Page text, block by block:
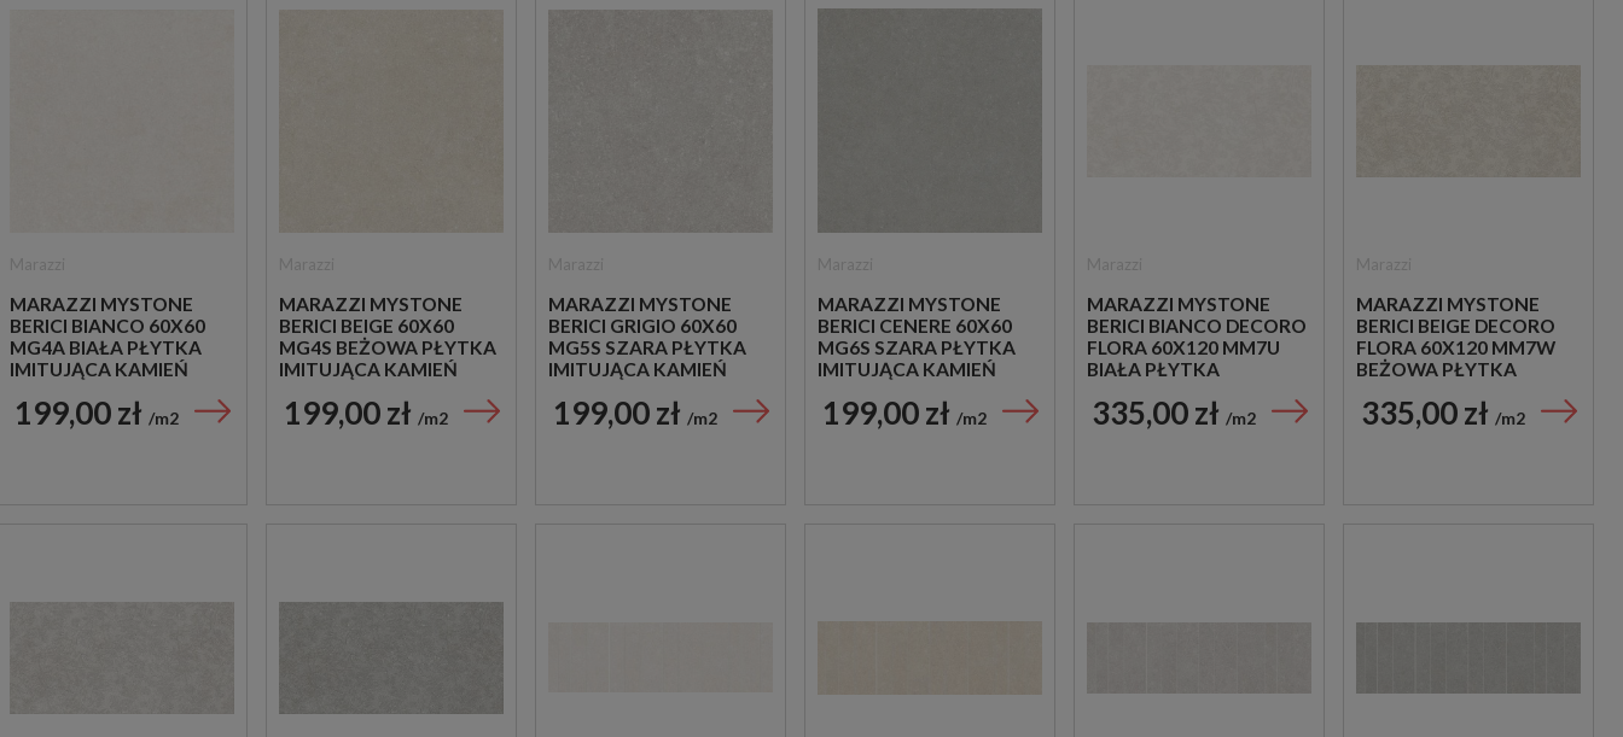
MARAZZI MYSTONE
BERICI BIANCO 60X60
MG4A BIAŁA PŁYTKA
IMITUJĄCA KAMIEŃ
199,00 zł m2
MARAZZI MYSTONE
BERICI BEIGE 60X60
MG4S BEŻOWA PŁYTKA
IMITUJĄCA KAMIEŃ
199,00 zł m2
MARAZZI MYSTONE
BERICI GRIGIO 60X60
MG5S SZARA PŁYTKA
IMITUJĄCA KAMIEŃ
199,00 zł m2
MARAZZI MYSTONE
BERICI CENERE 60X60
MG6S SZARA PŁYTKA
IMITUJĄCA KAMIEŃ
199,00 zł m2
MARAZZI MYSTONE
BERICI BIANCO DECORO
FLORA 60X120 MM7U
BIAŁA PŁYTKA
335,00 zł m2
MARAZZI MYSTONE
BERICI BEIGE DECORO
FLORA 60X120 MM7W
BEŻOWA PŁYTKA
335,00 zł m2